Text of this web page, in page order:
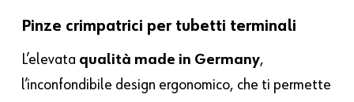
Pinze crimpatrici per tubetti terminali
L’elevata qualità made in Germany,
l’inconfondibile design ergonomico, che ti permette